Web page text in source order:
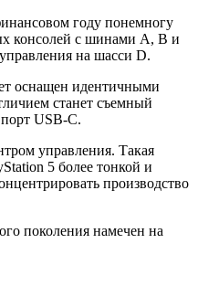
году понемногу
консолей с шинами A, B и
на шасси D.
оснащен идентичными
станет съемный
USB-C.
управления. Такая
5 более тонкой и
производство
поколения намечен на